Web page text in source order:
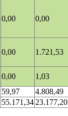
0,00 0,00
0,00 1.721,53
0,00
1,03
59,97
4.808,49
55.171,3423.177,20